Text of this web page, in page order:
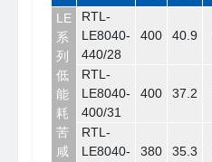
LE
系
列
低
能
耗
苦
咸
RTL-
LE8040-
440/28
400 40.9
RTL-
LE8040-
400/31
400 37.2
RTL-
LE8040-
380 35.3